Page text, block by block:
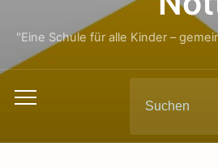
"Eine Schule für alle Kinder –
Toggle
menu
for: